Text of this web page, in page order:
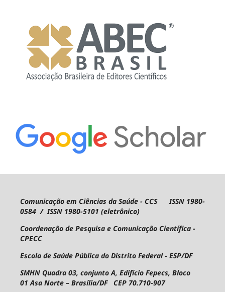
Comunicação em Ciências da Saúde - CCS ISSN 1980-
0584 / ISSN 1980-5101 (eletrônico)
Coordenação de Pesquisa e Comunicação Científica -
CPECC
Escola de Saúde Pública do Distrito Federal - ESP/DF
SMHN Quadra 03, conjunto A, Edifício Fepecs, Bloco
01Asa Norte – Brasília/DF CEP 70.710-907